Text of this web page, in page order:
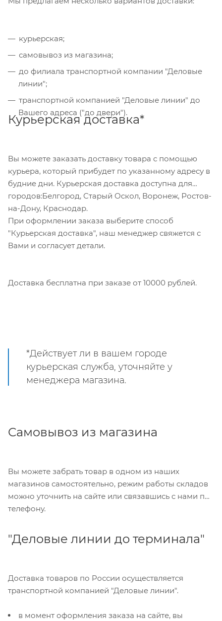
Также Вы можете оплатить товар, выбрав способ
"Банковский перевод", при этом будет
сформирован счет, который Вы сможете скачать
на странице оформления заказа и оплатить по
обратившись в отделение своего банка.
Для данного способа оплаты доступны к выбору
курьерская;
самовывоз из магазина;
до филиала транспортной компании "Деловые
линии";
транспортной компанией "Деловые линии" до
Вашего адреса ("до двери").
Курьерская доставка*
Вы можете заказать доставку товара с помощью
курьера, который прибудет по указанному адресу в
будние дни. Курьерская доставка доступна для
городов:Белгород, Старый Оскол, Воронеж, Ростов-
на-Дону, Краснодар.
При оформлении заказа выберите способ
"Курьерская доставка", наш менеджер свяжется с
Вами и согласует детали.
Доставка бесплатна при заказе от 10000 рублей.
*Действует ли в вашем городе
курьерская служба, уточняйте у
менеджера магазина.
Самовывоз из магазина
Вы можете забрать товар в одном из наших
магазинов самостоятельно, режим работы складов
можно уточнить на сайте или связавшись с нами по
телефону.
"Деловые линии до терминала"
Доставка товаров по России осуществляется
транспортной компанией "Деловые линии".
в момент оформления заказа на сайте, вы